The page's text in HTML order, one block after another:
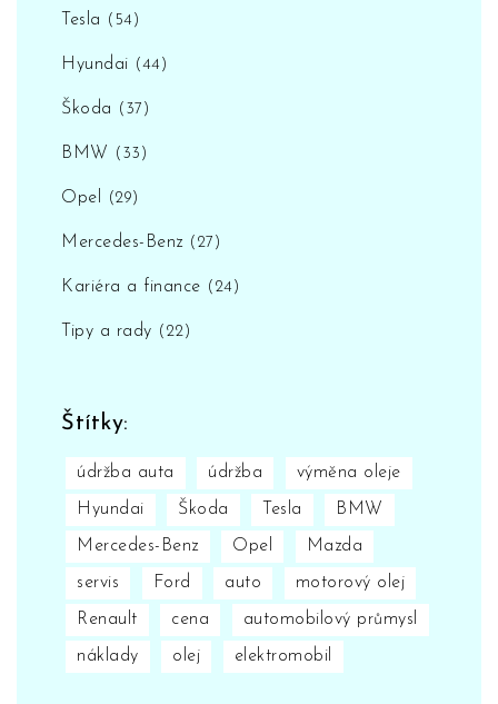
Tesla (54)
Hyundai (44)
Škoda (37)
BMW (33)
Opel (29)
Mercedes-Benz (27)
Kariéra a finance (24)
Tipy a rady (22)
Štítky:
údržba auta údržba výměna oleje
Hyundai Škoda Tesla BMW
Mercedes-Benz Opel Mazda
servis Ford auto motorový olej
Renault cena automobilový průmysl
náklady olej elektromobil